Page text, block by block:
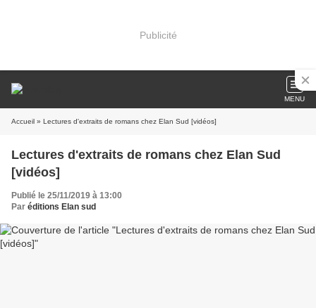
Publicité
MENU
Accueil » Lectures d'extraits de romans chez Elan Sud [vidéos]
Lectures d'extraits de romans chez Elan Sud
[vidéos]
Publié le 25/11/2019 à 13:00
Par éditions Elan sud